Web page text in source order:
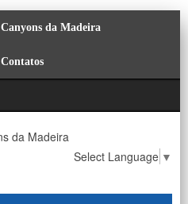
Canyons da Madeira
Contatos
Select Language ▼